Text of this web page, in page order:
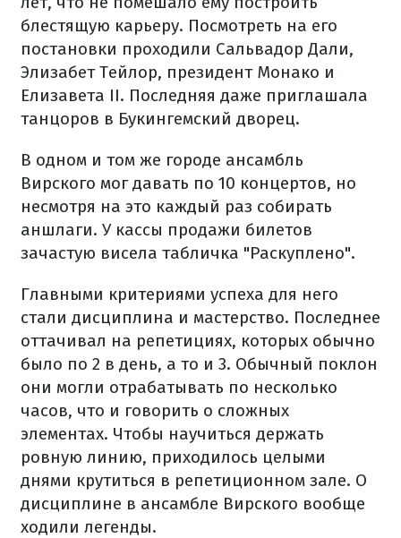
блестящую карьеру. Посмотреть на его
постановки проходили Сальвадор Дали,
Элизабет Тейлор, президент Монако и
Елизавета II. Последняя даже приглашала
танцоров в Букингемский дворец.
В одном и том же городе ансамбль
Вирского мог давать по 10 концертов, но
несмотря на это каждый раз собирать
аншлаги. У кассы продажи билетов
зачастую висела табличка "Раскуплено".
Главными критериями успеха для него
стали дисциплина и мастерство. Последнее
оттачивал на репетициях, которых обычно
было по 2 в день, а то и 3. Обычный поклон
они могли отрабатывать по несколько
часов, что и говорить о сложных
элементах. Чтобы научиться держать
ровную линию, приходилось целыми
днями крутиться в репетиционном зале. О
дисциплине в ансамбле Вирского вообще
ходили легенды.